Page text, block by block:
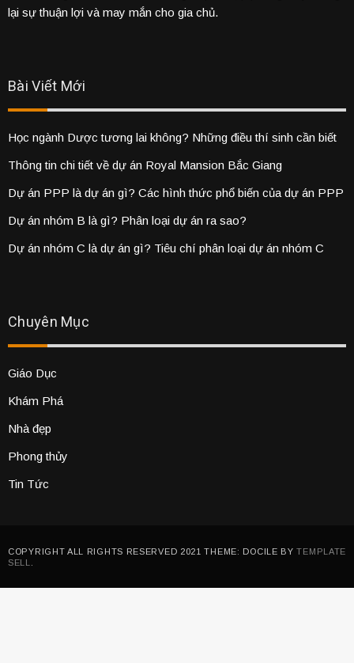
lại sự thuận lợi và may mắn cho gia chủ.
Bài Viết Mới
Học ngành Dược tương lai không? Những điều thí sinh cần biết
Thông tin chi tiết về dự án Royal Mansion Bắc Giang
Dự án PPP là dự án gì? Các hình thức phổ biến của dự án PPP
Dự án nhóm B là gì? Phân loại dự án ra sao?
Dự án nhóm C là dự án gì? Tiêu chí phân loại dự án nhóm C
Chuyên Mục
Giáo Dục
Khám Phá
Nhà đẹp
Phong thủy
Tin Tức
COPYRIGHT ALL RIGHTS RESERVED 2021 THEME: DOCILE BYTEMPLATE
SELL